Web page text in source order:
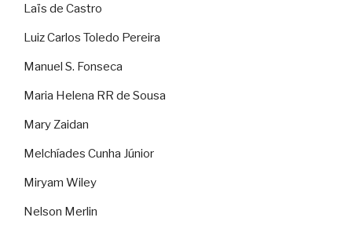
Laïs de Castro
Luiz Carlos Toledo Pereira
Manuel S. Fonseca
Maria Helena RR de Sousa
Mary Zaidan
Melchíades Cunha Júnior
Miryam Wiley
Nelson Merlin